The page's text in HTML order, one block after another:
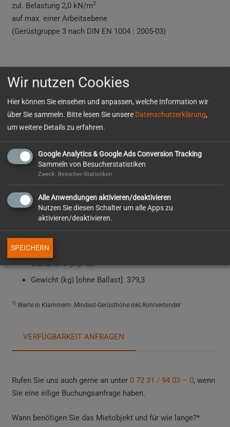
zul. Belastung 2,0 kN/m2
auf max. einer Arbeitsebene
(Gerüstgruppe 3 nach DIN EN 1004 : 2005-03)
Fahrgerüst Layher Uni Breit 2106
182,07 € / Woche
AKTUELL VERFÜGBAR
BeimAufbau im Freienist die Höhenbeschränkung zu
beachten!
Arbeitshöhe (m): 8,5
Gerüsthöhe
Standhöhe (m): 6,6
Gewicht (kg) [ohne Ballast]: 379,3
1)Werte in Klammern: Mindest-Gerüsthöhe inkl.Rohrverbinder
VERFÜGBARKEIT ANFRAGEN
Rufen Sie uns auch gerne an unter 0 72 31 / 94 03 – 0, wenn
Sie eine eilige Buchungsanfrage haben.
Wann benötigen Sie das Mietobjekt und für wie lange?*
Wir nutzen Cookies
Hier können Sie einsehen und anpassen, welche Information wir
über Sie sammeln. Bitte lesen Sie unsere Datenschutzerklärung,
um weitere Details zu erfahren.
Google Analytics & Google Ads Conversion Tracking
Sammeln von Besucherstatistiken
Zweck: Besucher-Statistiken
Alle Anwendungen aktivieren/deaktivieren
Nutzen Sie diesen Schalter um alle Apps zu
aktivieren/deaktivieren.
SPEICHERN